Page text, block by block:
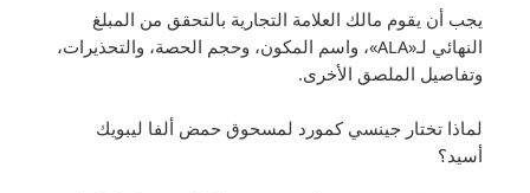
يجب أن يقوم مالك العلامة التجارية بالتحقق من المبلغ
النهائي لـ«ALA»، واسم المكون، وحجم الحصة، والتحذيرات،
وتفاصيل الملصق الأخرى.
لماذا تختار جينسي كمورد لمسحوق حمض ألفا ليبويك
أسيد؟